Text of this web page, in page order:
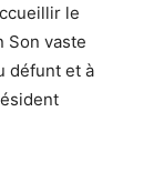
le
Son vaste
défunt et à